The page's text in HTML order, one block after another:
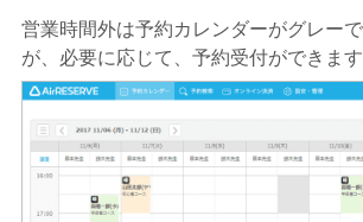
営業時間外は予約カレンダーがグレー
が、必要に応じて、予約受付ができます